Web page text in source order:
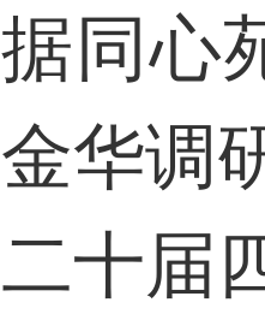
据同
华调
十届